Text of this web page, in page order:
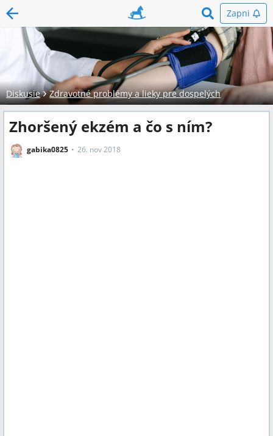
Zapni
Diskusie Zdravotné problémy a lieky pre dospelých
Zhoršený ekzém a čo s ním?
gabika0825 26. nov 2018